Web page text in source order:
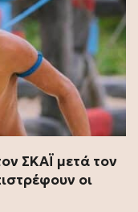
ΣΚΑΪ μετά τον
οι